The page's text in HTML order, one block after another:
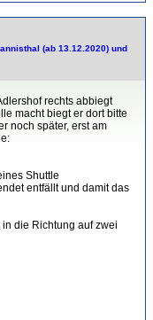
(ab 13.12.2020) und
rechts abbiegt
macht biegt er dort bitte
noch später, erst am
Shuttle
entfällt und damit das
die Richtung auf zwei